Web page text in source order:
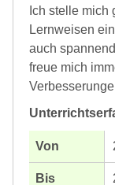
Ich stelle
Lernweisen
auch
freue mich